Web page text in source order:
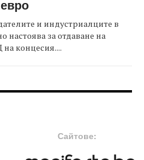
и индустриалците в
за отдаване на
концесия....
Сайтове: